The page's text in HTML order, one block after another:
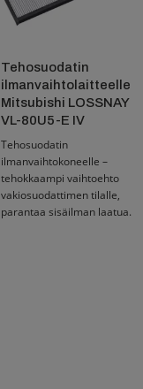
Tehosuodatin
ilmanvaihtolaitteelle
Mitsubishi LOSSNAY
VL-80U5-E IV
Tehosuodatin
ilmanvaihtokoneelle –
tehokkaampi vaihtoehto
vakiosuodattimen tilalle,
parantaa sisäilman laatua.